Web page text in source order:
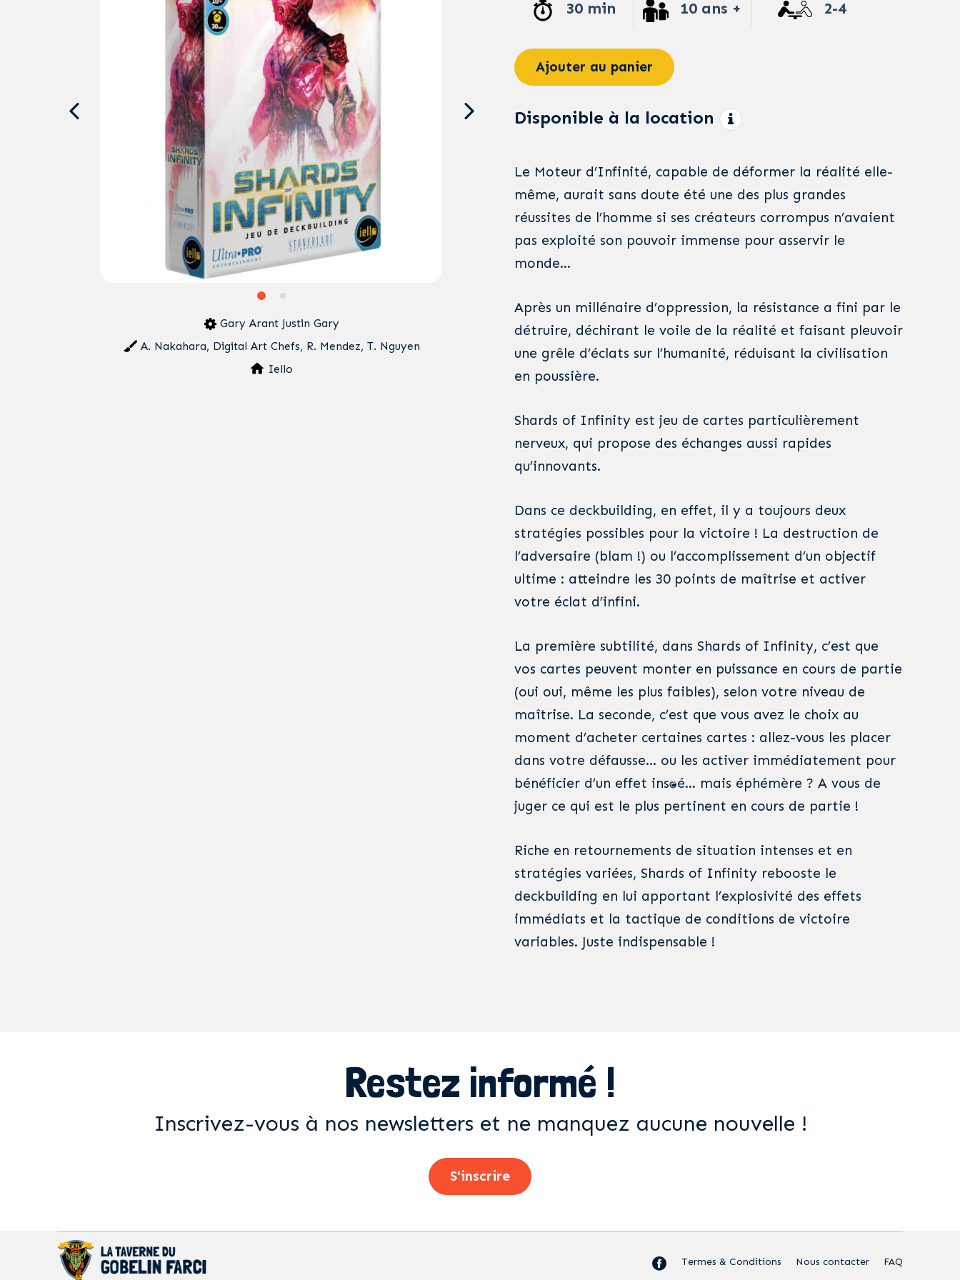
Gary Arant Justin Gary
A. Nakahara, Digital Art Chefs, R. Mendez, T. Nguyen
Iello
30 min 10 ans + 2-4
Ajouter au panier
Disponible à la location
Le Moteur d’Infinité, capable de déformer la réalité elle-
même, aurait sans doute été une des plus grandes
réussites de l’homme si ses créateurs corrompus n’avaient
pas exploité son pouvoir immense pour asservir le
monde…
Après un millénaire d’oppression, la résistance a fini par le
détruire, déchirant le voile de la réalité et faisant pleuvoir
une grêle d’éclats sur l’humanité, réduisant la civilisation
en poussière.
Shards of Infinity est jeu de cartes particulièrement
nerveux, qui propose des échanges aussi rapides
qu’innovants.
Dans ce deckbuilding, en effet, il y a toujours deux
stratégies possibles pour la victoire ! La destruction de
l’adversaire (blam !) ou l’accomplissement d’un objectif
ultime : atteindre les 30 points de maîtrise et activer
votre éclat d’infini.
La première subtilité, dans Shards of Infinity, c’est que
vos cartes peuvent monter en puissance en cours de partie
(oui oui, même les plus faibles), selon votre niveau de
maîtrise. La seconde, c’est que vous avez le choix au
moment d’acheter certaines cartes : allez-vous les placer
dans votre défausse… ou les activer immédiatement pour
bénéficier d’un effet instantané… mais éphémère ? A vous de
juger ce qui est le plus pertinent en cours de partie !
Riche en retournements de situation intenses et en
stratégies variées, Shards of Infinity rebooste le
deckbuilding en lui apportant l’explosivité des effets
immédiats et la tactique de conditions de victoire
variables. Juste indispensable !
Restez informé !
Inscrivez-vous à nos newsletters et ne manquez aucune nouvelle !
S'inscrire
Termes & Conditions Nous contacter FAQ